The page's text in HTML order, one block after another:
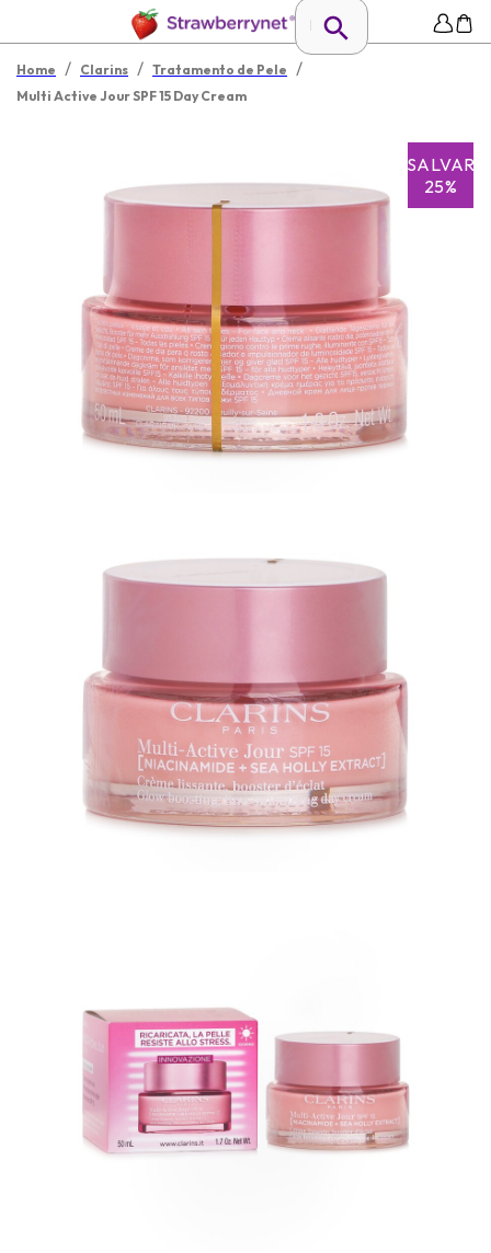
Home / Clarins / Tratamento de Pele /
Multi Active Jour SPF 15 Day Cream
SALVAR
25%